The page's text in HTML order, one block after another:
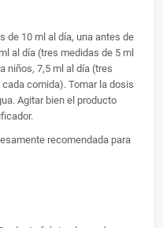
de 10 ml al día, una antes de
al día (tres medidas de 5 ml
niños, 7,5 ml al día (tres
comida). Tomar la dosis
Agitar bien el producto
recomendada para